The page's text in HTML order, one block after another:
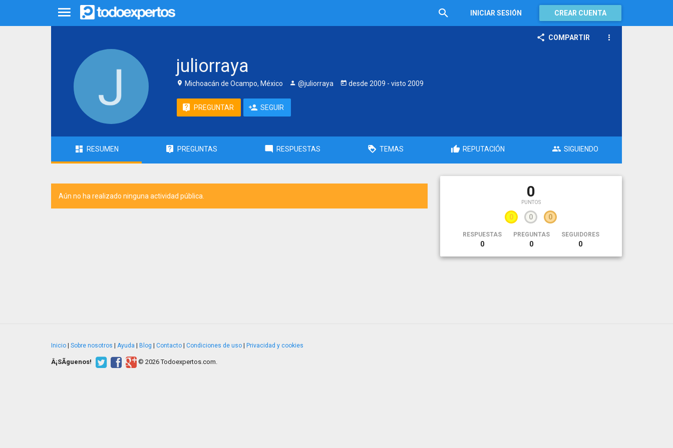
INICIAR SESIÓN CREAR CUENTA
COMPARTIR
juliorraya
Michoacán de Ocampo, México @juliorraya desde 2009 - visto 2009
PREGUNTAR SEGUIR
RESUMEN PREGUNTAS RESPUESTAS TEMAS REPUTACIÓN SIGUIENDO
Aún no ha realizado ninguna actividad pública. 0
PUNTOS
0 0 0
RESPUESTAS
0
PREGUNTAS
0
SEGUIDORES
0
Inicio Sobre nosotros Ayuda Blog Contacto Condiciones de uso Privacidad y cookies
Â¡SÃ­guenos! © 2026 Todoexpertos.com.